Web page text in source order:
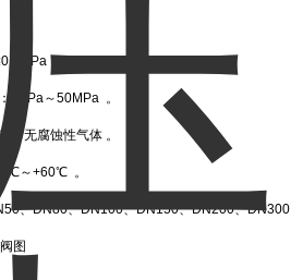
。
1KPa～50MPa 。
它无腐蚀性气体 。
～+60℃ 。
、DN80、DN100、DN150、DN200、DN300